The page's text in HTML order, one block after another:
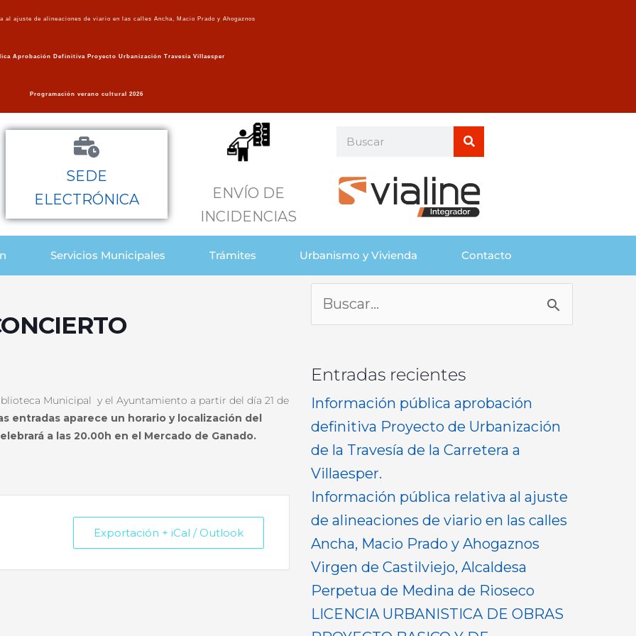
al ajuste de alineaciones de viario en las calles Ancha, Macio Prado y Ahogaznos
Aprobación Definitiva Proyecto Urbanización Travesía Villaesper
Programación verano cultural 2026
SEDE
ELECTRÓNICA
ENVÍO DE
INCIDENCIAS
Buscar Buscar
Servicios Municipales Trámites Urbanismo y Vivienda Contacto
Municipal y el Ayuntamiento a partir del día 21 de
entradas aparece un horario y localización del
a las 20.00h en el Mercado de Ganado.
Exportación + iCal / Outlook
Buscar
por:
Entradas recientes
Información pública aprobación
definitiva Proyecto de Urbanización
de la Travesía de la Carretera a
Villaesper.
Información pública relativa al ajuste
de alineaciones de viario en las calles
Ancha, Macio Prado y Ahogaznos
Virgen de Castilviejo, Alcaldesa
Perpetua de Medina de Rioseco
LICENCIA URBANISTICA DE OBRAS